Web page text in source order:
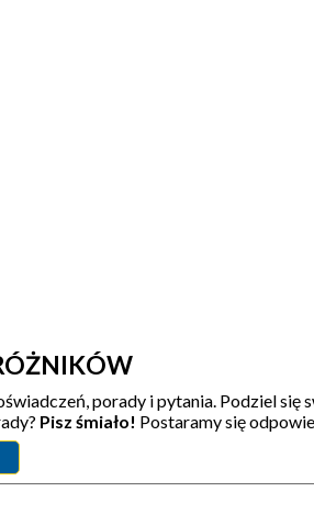
porady i pytania. Podziel się
Pisz śmiało! Postaramy się